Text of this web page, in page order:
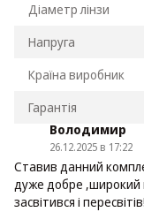
Діаметр лінзи
Напруга
Країна виробник
Гарантія
Володимир
26.12.2025 в 17:22
Ставив данний
дуже добре ,широкий
засвітився і